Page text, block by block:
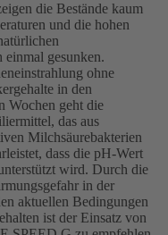
die Bestände kaum
und die hohen
einmal gesunken.
ohne
in den
Wochen geht die
das aus
Milchsäurebakterien
dass die pH-Wert
wird. Durch die
in der
aktuellen Bedingungen
ist der Einsatz von